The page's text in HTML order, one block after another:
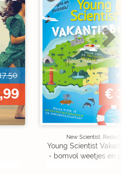
€
New Scientist,
Young Scientist
- bomvol weetjes en